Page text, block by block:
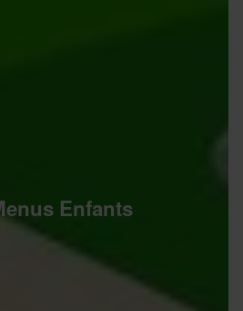
Enfants